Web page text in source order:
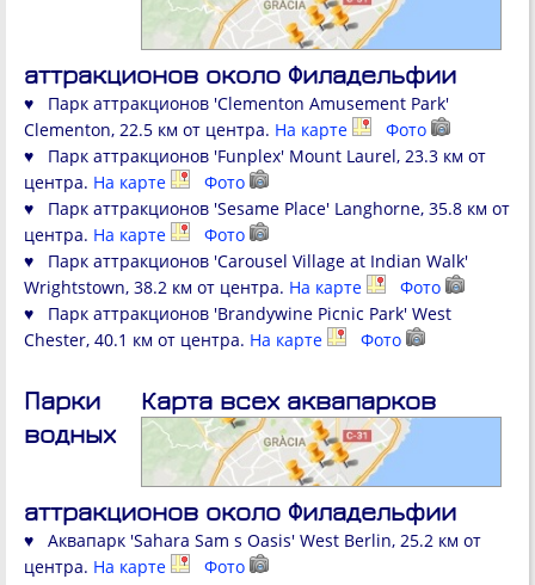
аттракционов около Филадельфии
♥ Парк аттракционов 'Clementon Amusement Park'
Clementon, 22.5 км от центра. На карте
Фото
♥ Парк аттракционов 'Funplex' Mount Laurel, 23.3 км от
центра. На карте
Фото
♥ Парк аттракционов 'Sesame Place' Langhorne, 35.8 км от
центра. На карте
Фото
♥ Парк аттракционов 'Carousel Village at Indian Walk'
Wrightstown, 38.2 км от центра. На карте
Фото
♥ Парк аттракционов 'Brandywine Picnic Park' West
Chester, 40.1 км от центра. На карте Фото
Карта всех аквапарков
Парки
водных
аттракционов около Филадельфии
♥ Аквапарк 'Sahara Sam s Oasis' West Berlin, 25.2 км от
центра. На карте
Фото